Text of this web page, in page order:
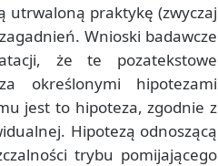
utrwaloną praktykę (zwyczaj
Wnioski badawcze
że te pozatekstowe
określonymi hipotezami
jest to hipoteza, zgodnie z
Hipotezą odnoszącą
trybu pomijającego